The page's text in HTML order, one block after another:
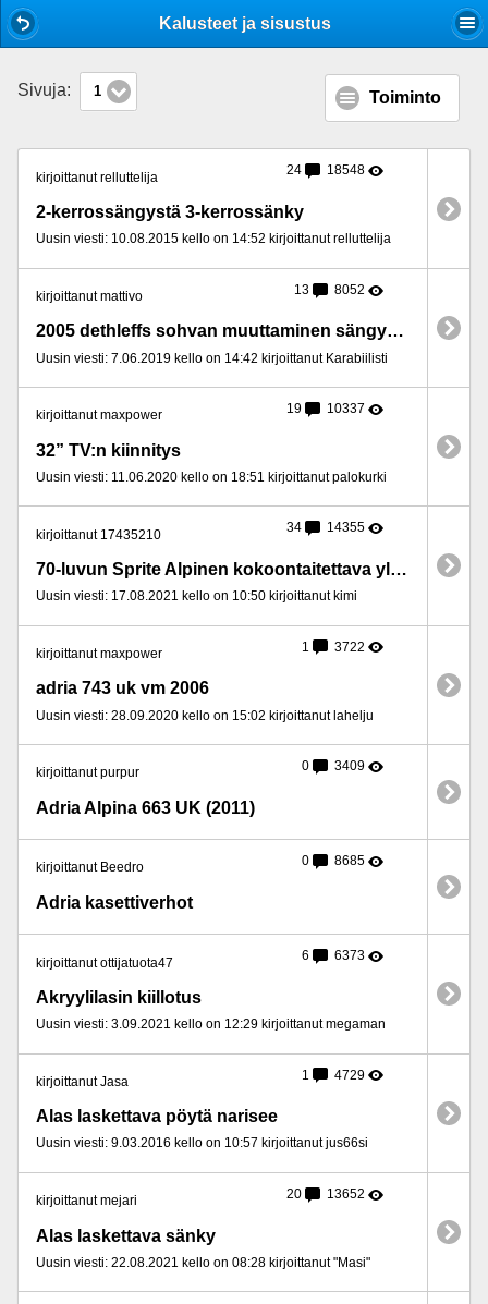
Kalusteet ja sisustus
Sivuja: 1 Toiminto
kirjoittanut relluttelija 24 18548
2-kerrossängystä 3-kerrossänky
Uusin viesti: 10.08.2015 kello on 14:52 kirjoittanut relluttelija
kirjoittanut mattivo 13 8052
2005 dethleffs sohvan muuttaminen sängyksi
Uusin viesti: 7.06.2019 kello on 14:42 kirjoittanut Karabiilisti
kirjoittanut maxpower 19 10337
32” TV:n kiinnitys
Uusin viesti: 11.06.2020 kello on 18:51 kirjoittanut palokurki
kirjoittanut 17435210 34 14355
70-luvun Sprite Alpinen kokoontaitettava yläsänky
Uusin viesti: 17.08.2021 kello on 10:50 kirjoittanut kimi
kirjoittanut maxpower 1 3722
adria 743 uk vm 2006
Uusin viesti: 28.09.2020 kello on 15:02 kirjoittanut lahelju
kirjoittanut purpur 0 3409
Adria Alpina 663 UK (2011)
kirjoittanut Beedro 0 8685
Adria kasettiverhot
kirjoittanut ottijatuota47 6 6373
Akryylilasin kiillotus
Uusin viesti: 3.09.2021 kello on 12:29 kirjoittanut megaman
kirjoittanut Jasa 1 4729
Alas laskettava pöytä narisee
Uusin viesti: 9.03.2016 kello on 10:57 kirjoittanut jus66si
kirjoittanut mejari 20 13652
Alas laskettava sänky
Uusin viesti: 22.08.2021 kello on 08:28 kirjoittanut "Masi"